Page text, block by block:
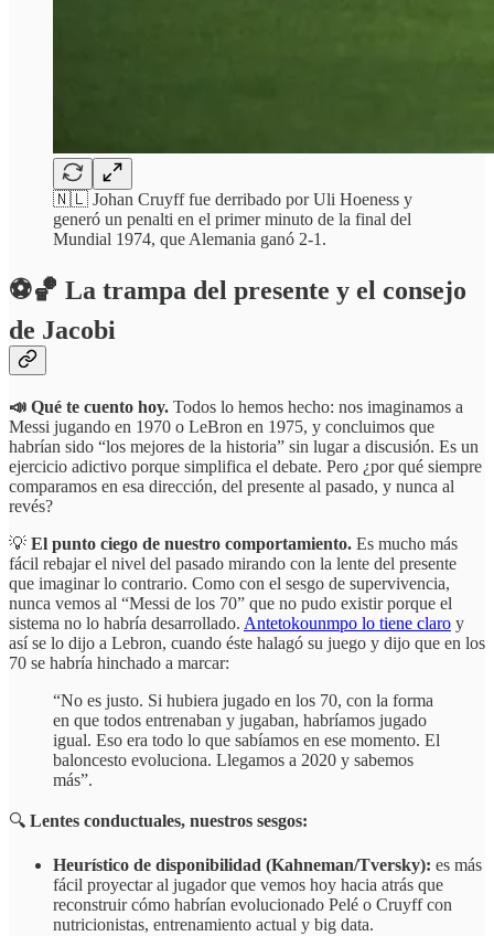
🇳🇱 Johan Cruyff fue derribado por Uli Hoeness y
generó un penalti en el primer minuto de la final del
Mundial 1974, que Alemania ganó 2-1.
⚽🏀 La trampa del presente y el consejo
de Jacobi
📣 Qué te cuento hoy. Todos lo hemos hecho: nos imaginamos a
Messi jugando en 1970 o LeBron en 1975, y concluimos que
habrían sido “los mejores de la historia” sin lugar a discusión. Es un
ejercicio adictivo porque simplifica el debate. Pero ¿por qué siempre
comparamos en esa dirección, del presente al pasado, y nunca al
revés?
💡 El punto ciego de nuestro comportamiento. Es mucho más
fácil rebajar el nivel del pasado mirando con la lente del presente
que imaginar lo contrario. Como con el sesgo de supervivencia,
nunca vemos al “Messi de los 70” que no pudo existir porque el
sistema no lo habría desarrollado. Antetokounmpo lo tiene claro y
así se lo dijo a Lebron, cuando éste halagó su juego y dijo que en los
70 se habría hinchado a marcar:
“No es justo. Si hubiera jugado en los 70, con la forma
en que todos entrenaban y jugaban, habríamos jugado
igual. Eso era todo lo que sabíamos en ese momento. El
baloncesto evoluciona. Llegamos a 2020 y sabemos
más”.
🔍 Lentes conductuales, nuestros sesgos:
Heurístico de disponibilidad (Kahneman/Tversky): es más
fácil proyectar al jugador que vemos hoy hacia atrás que
reconstruir cómo habrían evolucionado Pelé o Cruyff con
nutricionistas, entrenamiento actual y big data.